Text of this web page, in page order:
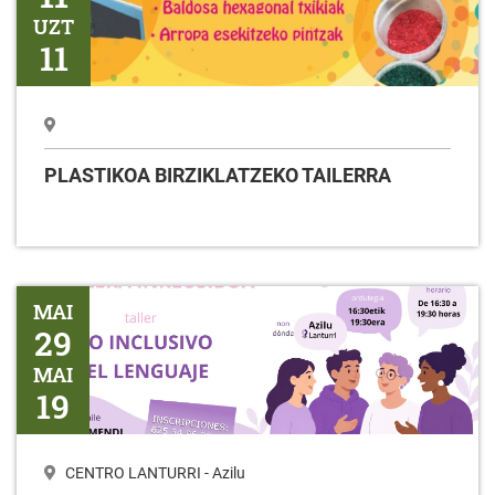
UZT
11
PLASTIKOA BIRZIKLATZEKO TAILERRA
Tailerra HIZKUNTZAREN ERABILERA INKLUSIBOA
MAI
29
MAI
19
CENTRO LANTURRI - Azilu